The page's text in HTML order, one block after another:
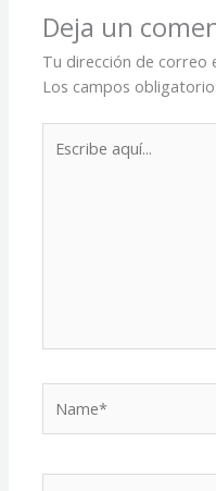
Deja un
Tu dirección de correo
Los campos
aquí...